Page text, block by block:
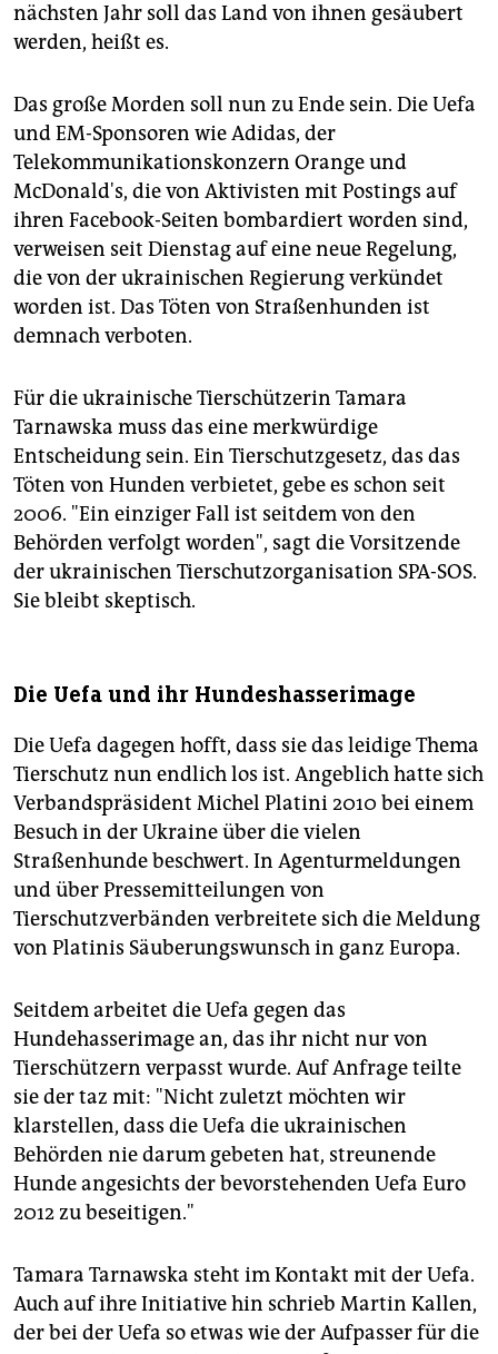
nächsten Jahr soll das Land von ihnen gesäubert
werden, heißt es.
Das große Morden soll nun zu Ende sein. Die Uefa
und EM-Sponsoren wie Adidas, der
Telekommunikationskonzern Orange und
McDonald's, die von Aktivisten mit Postings auf
ihren Facebook-Seiten bombardiert worden sind,
verweisen seit Dienstag auf eine neue Regelung,
die von der ukrainischen Regierung verkündet
worden ist. Das Töten von Straßenhunden ist
demnach verboten.
Für die ukrainische Tierschützerin Tamara
Tarnawska muss das eine merkwürdige
Entscheidung sein. Ein Tierschutzgesetz, das das
Töten von Hunden verbietet, gebe es schon seit
2006. "Ein einziger Fall ist seitdem von den
Behörden verfolgt worden", sagt die Vorsitzende
der ukrainischen Tierschutzorganisation SPA-SOS.
Sie bleibt skeptisch.
Die Uefa und ihr Hundeshasserimage
Die Uefa dagegen hofft, dass sie das leidige Thema
Tierschutz nun endlich los ist. Angeblich hatte sich
Verbandspräsident Michel Platini 2010 bei einem
Besuch in der Ukraine über die vielen
Straßenhunde beschwert. In Agenturmeldungen
und über Pressemitteilungen von
Tierschutzverbänden verbreitete sich die Meldung
von Platinis Säuberungswunsch in ganz Europa.
Seitdem arbeitet die Uefa gegen das
Hundehasserimage an, das ihr nicht nur von
Tierschützern verpasst wurde. Auf Anfrage teilte
sie der taz mit: "Nicht zuletzt möchten wir
klarstellen, dass die Uefa die ukrainischen
Behörden nie darum gebeten hat, streunende
Hunde angesichts der bevorstehenden Uefa Euro
2012 zu beseitigen."
Tamara Tarnawska steht im Kontakt mit der Uefa.
Auch auf ihre Initiative hin schrieb Martin Kallen,
der bei der Uefa so etwas wie der Aufpasser für die